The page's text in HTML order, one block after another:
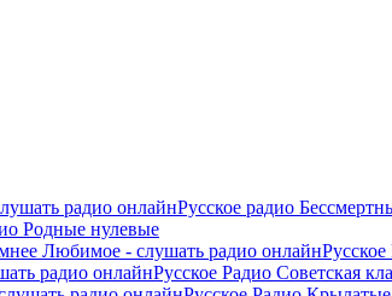
Русское радио
Родные нулевые
Русское Радио Советская